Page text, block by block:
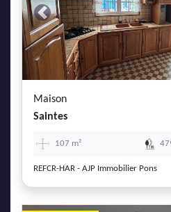
Previous
Maison
Saintes
107 m²
REFCR-HAR - AJP Immobilier Pons